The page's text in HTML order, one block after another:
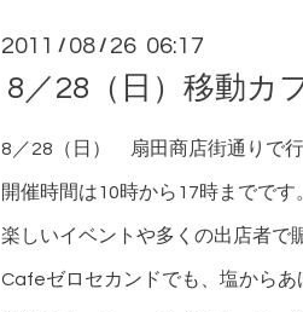
2011 / 08 / 26 06:17
8／28（日）移動カ
8／28（日） 扇田商店街通りで行
開催時間は10時から17時までです
楽しいイベントや多くの出店者で
Cafeゼロセカンドでも、塩からあ